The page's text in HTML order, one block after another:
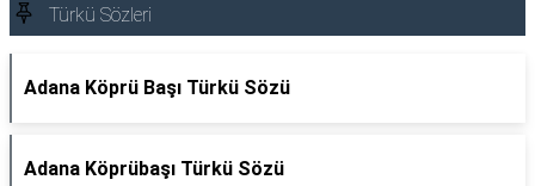
Türkü Sözleri
Adana Köprü Başı Türkü Sözü
Adana Köprübaşı Türkü Sözü